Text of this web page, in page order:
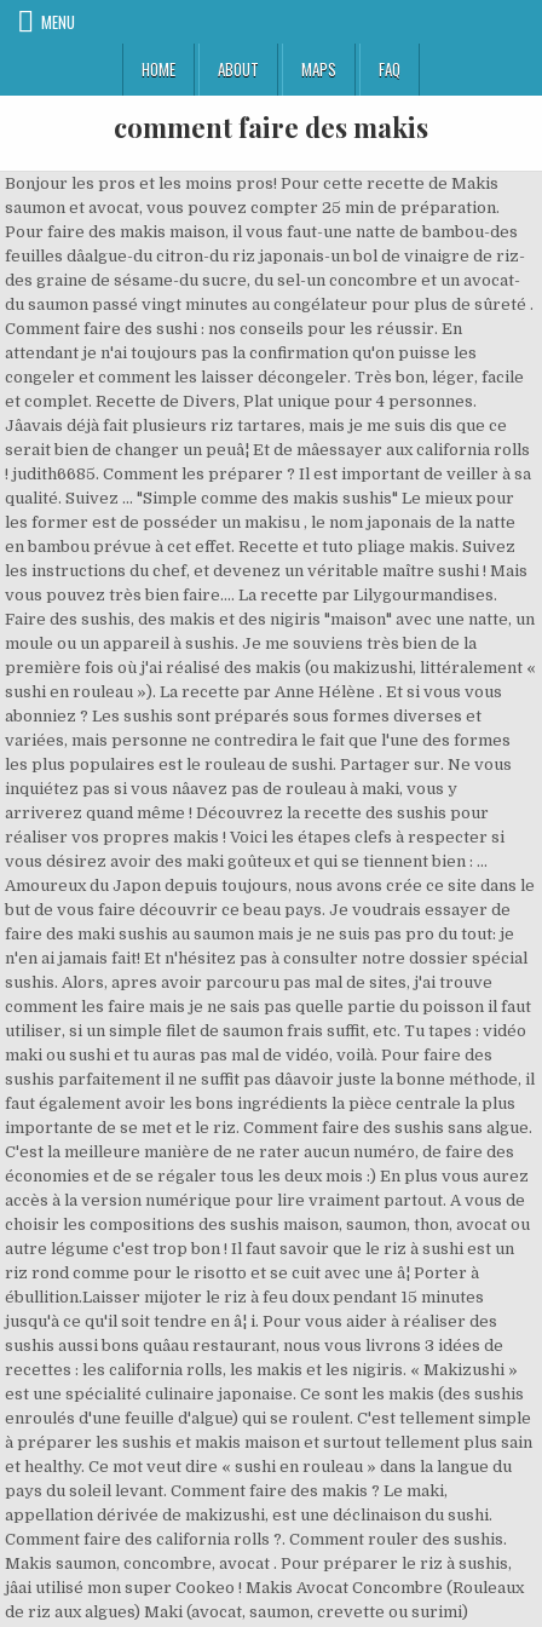
MENU
HOME
ABOUT MAPS FAQ
comment faire des makis
Bonjour les pros et les moins pros! Pour cette recette de Makis
saumon et avocat, vous pouvez compter 25 min de préparation.
Pour faire des makis maison, il vous faut-une natte de bambou-des
feuilles dâalgue-du citron-du riz japonais-un bol de vinaigre de riz-
des graine de sésame-du sucre, du sel-un concombre et un avocat-
du saumon passé vingt minutes au congélateur pour plus de sûreté .
Comment faire des sushi : nos conseils pour les réussir. En
attendant je n'ai toujours pas la confirmation qu'on puisse les
congeler et comment les laisser décongeler. Très bon, léger, facile
et complet. Recette de Divers, Plat unique pour 4 personnes.
Jâavais déjà fait plusieurs riz tartares, mais je me suis dis que ce
serait bien de changer un peuâ¦ Et de mâessayer aux california rolls
! judith6685. Comment les préparer ? Il est important de veiller à sa
qualité. Suivez ... "Simple comme des makis sushis" Le mieux pour
les former est de posséder un makisu , le nom japonais de la natte
en bambou prévue à cet effet. Recette et tuto pliage makis. Suivez
les instructions du chef, et devenez un véritable maître sushi ! Mais
vous pouvez très bien faire.... La recette par Lilygourmandises.
Faire des sushis, des makis et des nigiris "maison" avec une natte, un
moule ou un appareil à sushis. Je me souviens très bien de la
première fois où j'ai réalisé des makis (ou makizushi, littéralement «
sushi en rouleau »). La recette par Anne Hélène . Et si vous vous
abonniez ? Les sushis sont préparés sous formes diverses et
variées, mais personne ne contredira le fait que l'une des formes
les plus populaires est le rouleau de sushi. Partager sur. Ne vous
inquiétez pas si vous nâavez pas de rouleau à maki, vous y
arriverez quand même ! Découvrez la recette des sushis pour
réaliser vos propres makis ! Voici les étapes clefs à respecter si
vous désirez avoir des maki goûteux et qui se tiennent bien : ...
Amoureux du Japon depuis toujours, nous avons crée ce site dans le
but de vous faire découvrir ce beau pays. Je voudrais essayer de
faire des maki sushis au saumon mais je ne suis pas pro du tout: je
n'en ai jamais fait! Et n'hésitez pas à consulter notre dossier spécial
sushis. Alors, apres avoir parcouru pas mal de sites, j'ai trouve
comment les faire mais je ne sais pas quelle partie du poisson il faut
utiliser, si un simple filet de saumon frais suffit, etc. Tu tapes : vidéo
maki ou sushi et tu auras pas mal de vidéo, voilà. Pour faire des
sushis parfaitement il ne suffit pas dâavoir juste la bonne méthode, il
faut également avoir les bons ingrédients la pièce centrale la plus
importante de se met et le riz. Comment faire des sushis sans algue.
C'est la meilleure manière de ne rater aucun numéro, de faire des
économies et de se régaler tous les deux mois :) En plus vous aurez
accès à la version numérique pour lire vraiment partout. A vous de
choisir les compositions des sushis maison, saumon, thon, avocat ou
autre légume c'est trop bon ! Il faut savoir que le riz à sushi est un
riz rond comme pour le risotto et se cuit avec une â¦ Porter à
ébullition.Laisser mijoter le riz à feu doux pendant 15 minutes
jusqu'à ce qu'il soit tendre en â¦ i. Pour vous aider à réaliser des
sushis aussi bons quâau restaurant, nous vous livrons 3 idées de
recettes : les california rolls, les makis et les nigiris. « Makizushi »
est une spécialité culinaire japonaise. Ce sont les makis (des sushis
enroulés d'une feuille d'algue) qui se roulent. C'est tellement simple
à préparer les sushis et makis maison et surtout tellement plus sain
et healthy. Ce mot veut dire « sushi en rouleau » dans la langue du
pays du soleil levant. Comment faire des makis ? Le maki,
appellation dérivée de makizushi, est une déclinaison du sushi.
Comment faire des california rolls ?. Comment rouler des sushis.
Makis saumon, concombre, avocat . Pour préparer le riz à sushis,
jâai utilisé mon super Cookeo ! Makis Avocat Concombre (Rouleaux
de riz aux algues) Maki (avocat, saumon, crevette ou surimi)